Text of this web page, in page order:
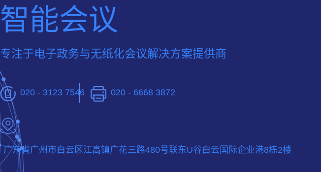
智能会议
专注于电子政务与无纸化会议解决方案提供商
020 - 3123 7546 020 - 6668 3872
广东省广州市白云区江高镇广花三路480号联东U谷白云国际企业港8栋2楼